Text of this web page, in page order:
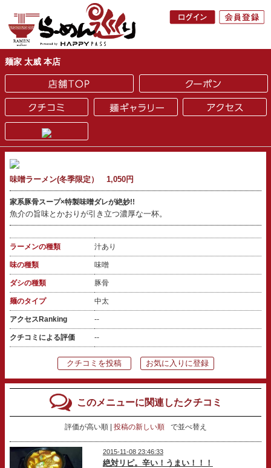
麺家 太威 本店
味噌ラーメン(冬季限定） 1,050円
家系豚骨スープ×特製味噌ダレが絶妙!!
魚介の旨味とかおりが引き立つ濃厚な一杯。
ラーメンの種類 汁あり
味の種類 味噌
ダシの種類 豚骨
麺のタイプ 中太
アクセスRanking --
クチコミによる評価 --
クチコミを投稿 お気に入りに登録
このメニューに関連したクチコミ
評価が高い順 投稿の新しい順 で並べ替え
2015-11-08 23:46:33
絶対リピ。辛い！うまい！！！